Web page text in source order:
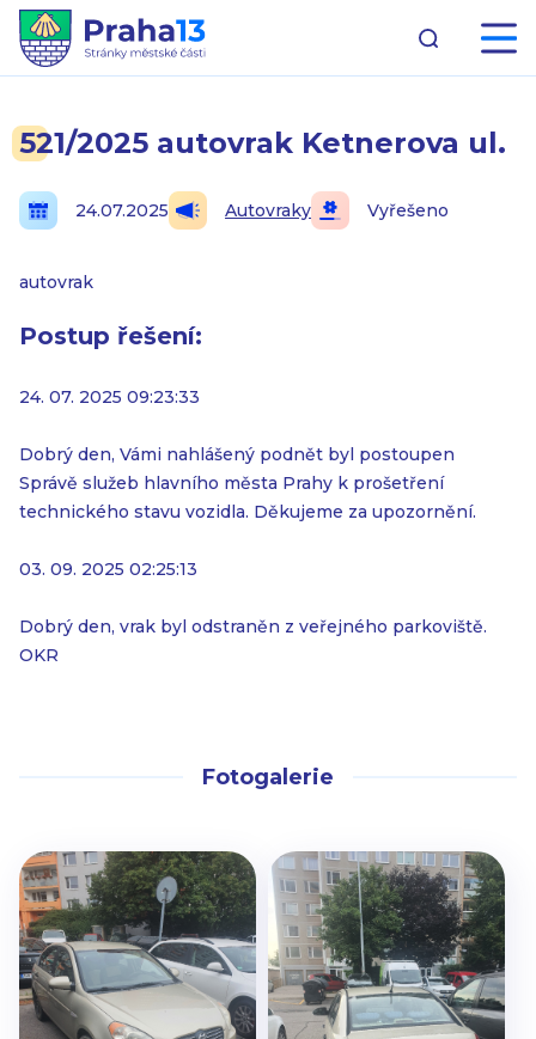
521/2025 autovrak Ketnerova ul.
24.07.2025 Autovraky Vyřešeno
autovrak
Postup řešení:
24. 07. 2025 09:23:33
Dobrý den, Vámi nahlášený podnět byl postoupen
Správě služeb hlavního města Prahy k prošetření
technického stavu vozidla. Děkujeme za upozornění.
03. 09. 2025 02:25:13
Dobrý den, vrak byl odstraněn z veřejného parkoviště.
OKR
Fotogalerie